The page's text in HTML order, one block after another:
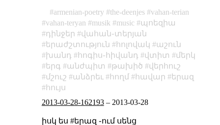
armenian-poetry the-deenjes
vahan-terian
vahan-teryan
musik music
պոեզիա
դինջեր
վահան֊տերյան
երաժշտություն
հոլովակ
աշուն
խանդ
հոգիս֊հիվանդ վտիտ
մերկ
երգ
անժպիտ թախիծ
վերհուշ
մշուշ
անձրեւ հողմ հավար
երազ
հույս
2013-03-28-162193– 2013-03-28
իսկ ես #երազ ֊ում սենց